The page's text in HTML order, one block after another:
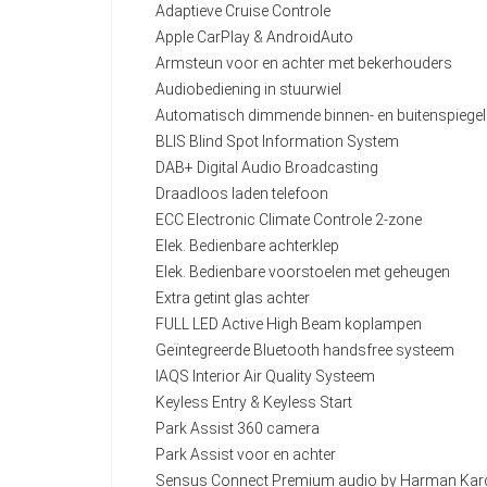
Adaptieve Cruise Controle
Apple CarPlay & AndroidAuto
Armsteun voor en achter met bekerhouders
Audiobediening in stuurwiel
Automatisch dimmende binnen- en
BLIS Blind Spot Information System
DAB+ Digital Audio Broadcasting
Draadloos laden telefoon
ECC Electronic Climate Controle 2-zone
Elek. Bedienbare achterklep
Elek. Bedienbare voorstoelen met geheugen
Extra getint glas achter
FULL LED Active High Beam koplampen
Geïntegreerde Bluetooth handsfree systeem
IAQS Interior Air Quality Systeem
Keyless Entry & Keyless Start
Park Assist 360 camera
Park Assist voor en achter
Sensus Connect Premium audio by Harman